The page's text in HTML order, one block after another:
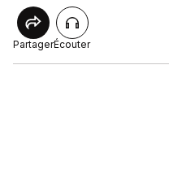
PartagerÉcouter